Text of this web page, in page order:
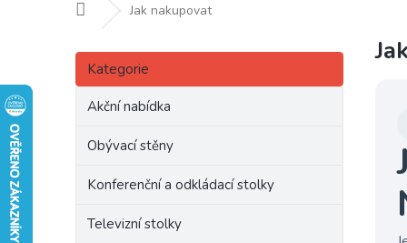
Domů Jak nakupovat
P
s
Přeskočit
kategorie
Kategorie
Akční nabídka
Obývací stěny
Konferenční a odkládací stolky
Televizní stolky